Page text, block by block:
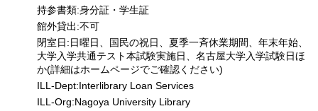
持参書類:身分証・学生証
館外貸出:不可
閉室日:日曜日、国民の祝日、夏季一斉休業期間、年末年始、
大学入学共通テスト本試験実施日、名古屋大学入学試験日ほ
か(詳細はホームページでご確認ください)
ILL-Dept:Interlibrary Loan Services
ILL-Org:Nagoya University Library